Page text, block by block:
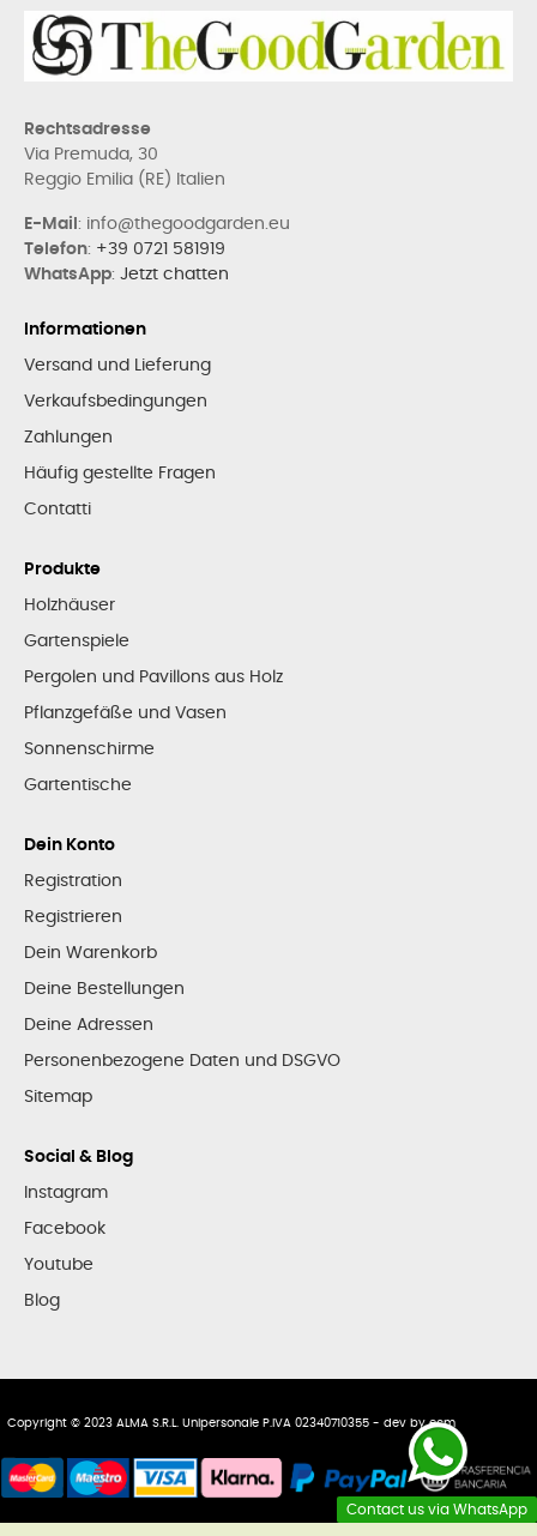
Rechtsadresse
Via Premuda, 30
Reggio Emilia (RE) Italien
E-Mail : info@thegoodgarden.eu
Telefon: +39 0721 581919
WhatsApp: Jetzt chatten
Informationen
Versand und Lieferung
Verkaufsbedingungen
Zahlungen
Häufig gestellte Fragen
Contatti
Produkte
Holzhäuser
Gartenspiele
Pergolen und Pavillons aus Holz
Pflanzgefäße und Vasen
Sonnenschirme
Gartentische
Dein Konto
Registration
Registrieren
Dein Warenkorb
Deine Bestellungen
Deine Adressen
Personenbezogene Daten und DSGVO
Sitemap
Social & Blog
Instagram
Facebook
Youtube
Blog
Contact us via WhatsApp
Copyright © 2023 ALMA S.R.L. Unipersonale P.IVA 02340710355 - dev byecm